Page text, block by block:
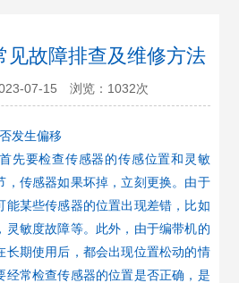
见故障排查及维修方法
07-15 浏览： 1032次
发生偏移
先要检查传感器的传感位置和灵敏
，传感器如果坏掉，立刻更换。由于
能某些传感器的位置出现差错，比如
灵敏度故障等。此外，由于编带机的
长期使用后，都会出现位置松动的情
经常检查传感器的位置是否正确，是